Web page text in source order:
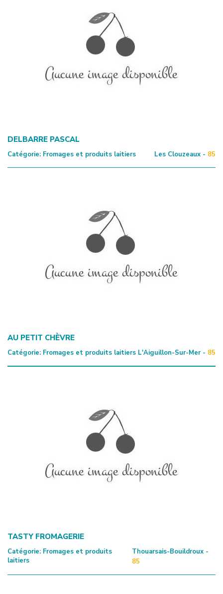
DELBARRE PASCAL
Catégorie: Fromages et produits laitiers Les Clouzeaux - 85
AU PETIT CHÈVRE
Catégorie: Fromages et produits laitiers L'Aiguillon-Sur-Mer - 85
TASTY FROMAGERIE
Catégorie: Fromages et produits
laitiers
Thouarsais-Bouildroux -
85